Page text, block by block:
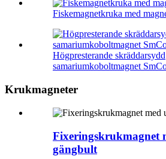
Fiskemagnetkruka med
Högpresterande skräddarsydd
samariumkoboltmagnet
Krukmagneter
Fixeringskrukmagnet
gängbult